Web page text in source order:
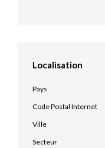
Localisation
Pays
Code Postal Internet
Ville
Secteur